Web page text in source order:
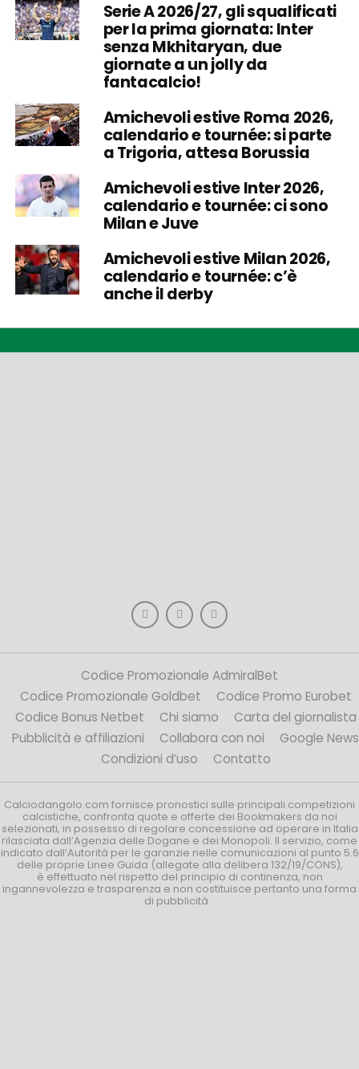
Serie A 2026/27, gli squalificati
per la prima giornata: Inter
senza Mkhitaryan, due
giornate a un jolly da
fantacalcio!
Amichevoli estive Roma 2026,
calendario e tournée: si parte
a Trigoria, attesa Borussia
Amichevoli estive Inter 2026,
calendario e tournée: ci sono
Milan e Juve
Amichevoli estive Milan 2026,
calendario e tournée: c’è
anche il derby
Codice Promozionale AdmiralBet
Codice Promozionale Goldbet
Codice Promo Eurobet
Codice Bonus Netbet
Chi siamo
Carta del giornalista
Pubblicità e affiliazioni
Collabora con noi
Google News
Condizioni d’uso
Contatto
Calciodangolo.com fornisce pronostici sulle principali competizioni
calcistiche, confronta quote e offerte dei Bookmakers da noi
selezionati, in possesso di regolare concessione ad operare in Italia
rilasciata dall’Agenzia delle Dogane e dei Monopoli. Il servizio, come
indicato dall’Autorità per le garanzie nelle comunicazioni al punto 5.6
delle proprie Linee Guida (allegate alla delibera 132/19/CONS),
è effettuato nel rispetto del principio di continenza, non
ingannevolezza e trasparenza e non costituisce pertanto una forma
di pubblicità.